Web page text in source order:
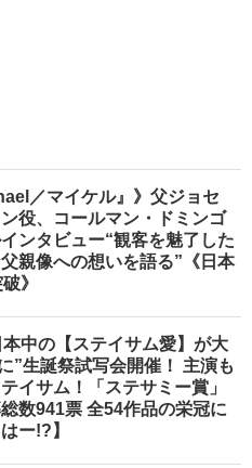
／マイケル』》父ジョセ
役、コールマン・ドミンゴ
ンタビュー“観客を魅了した
親像への想いを語る”《日本
》
本中の【ステイサム愛】が大
”生誕祭試写会開催！ 主演も
イサム！「ステサミー賞」
数941票 全54作品の栄冠に
ー!?】